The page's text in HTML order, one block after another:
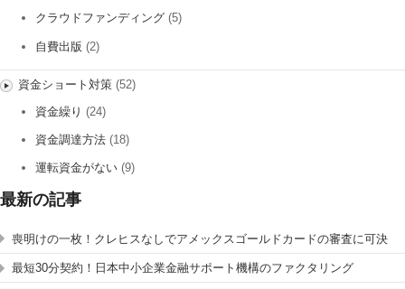
クラウドファンディング (5)
自費出版 (2)
資金ショート対策(52)
資金繰り (24)
資金調達方法 (18)
運転資金がない (9)
最新の記事
喪明けの一枚！クレヒスなしでアメックスゴールドカードの審査に可決
最短30分契約！日本中小企業金融サポート機構のファクタリング